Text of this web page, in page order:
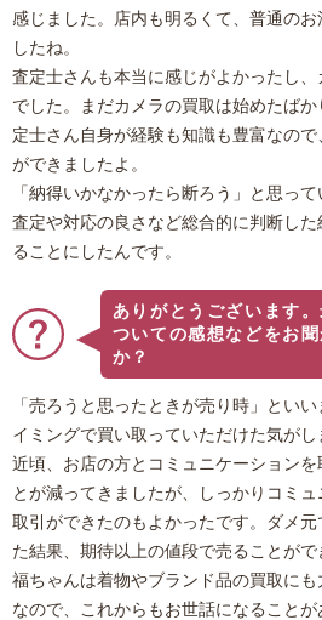
感じました。店内も明るくて、普通の
したね。
査定士さんも本当に感じがよかったし
でした。まだカメラの買取は始めたば
定士さん自身が経験も知識も豊富なの
ができましたよ。
「納得いかなかったら断ろう」と思っ
査定や対応の良さなど総合的に判断し
ることにしたんです。
ありがとうございます
ついての感想などをお
か？
「売ろうと思ったときが売り時」とい
イミングで買い取っていただけた気がし
近頃、お店の方とコミュニケーションを
とが減ってきましたが、しっかりコミ
取引ができたのもよかったです。ダメ
た結果、期待以上の値段で売ることがで
福ちゃんは着物やブランド品の買取に
なので、これからもお世話になること